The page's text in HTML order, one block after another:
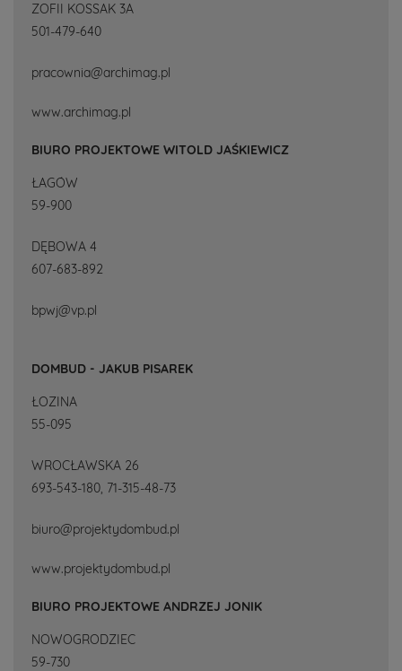
ZOFII KOSSAK 3A
501-479-640
pracownia@archimag.pl
www.archimag.pl
BIURO PROJEKTOWE WITOLD JAŚKIEWICZ
ŁAGÓW
59-900
DĘBOWA 4
607-683-892
bpwj@vp.pl
DOMBUD - JAKUB PISAREK
ŁOZINA
55-095
WROCŁAWSKA 26
693-543-180, 71-315-48-73
biuro@projektydombud.pl
www.projektydombud.pl
BIURO PROJEKTOWE ANDRZEJ JONIK
NOWOGRODZIEC
59-730